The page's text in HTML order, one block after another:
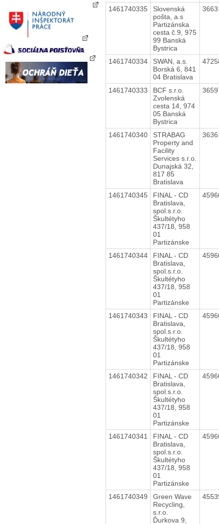
1461740335
Slovenská
pošta, a.s
Partizánska
cesta č.9, 975
99 Banská
Bystrica
1461740334
SWAN, a.s.
Borská 6, 841
04 Bratislava
1461740333
BCF s.r.o.
Zvolenská
cesta 14, 974
05 Banská
Bystrica
1461740340
STRABAG
Property and
Facility
Services s.r.o.
Dunajská 32,
817 85
Bratislava
1461740345
FINAL - CD
Bratislava,
spol.s.r.o.
Škultétyho
437/18, 958
01
Partizánske
1461740344
FINAL - CD
Bratislava,
spol.s.r.o.
Škultétyho
437/18, 958
01
Partizánske
1461740343
FINAL - CD
Bratislava,
spol.s.r.o.
Škultétyho
437/18, 958
01
Partizánske
1461740342
FINAL - CD
Bratislava,
spol.s.r.o.
Škultétyho
437/18, 958
01
Partizánske
1461740341
FINAL - CD
Bratislava,
spol.s.r.o.
Škultétyho
437/18, 958
01
Partizánske
1461740349
Green Wave
Recycling,
s.r.o.
Ďurkova 9,